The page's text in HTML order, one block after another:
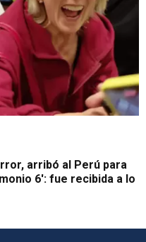
arribó al Perú para
6': fue recibida a lo